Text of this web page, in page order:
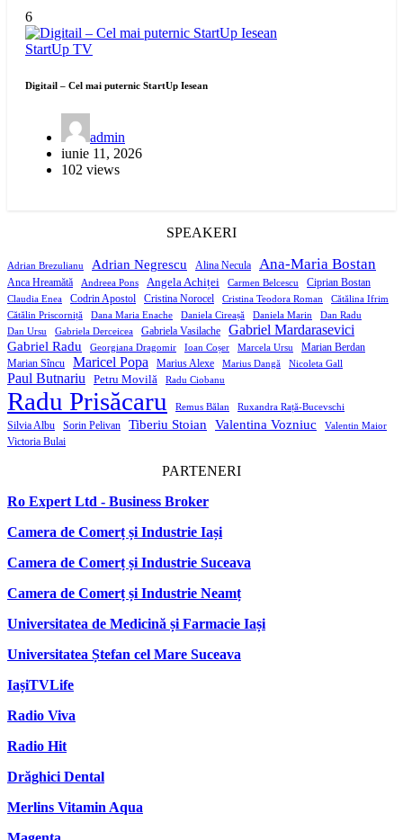
6
StartUp TV
Digitail – Cel mai puternic StartUp Iesean
admin
iunie 11, 2026
102 views
SPEAKERI
Adrian Brezulianu Adrian Negrescu Alina Necula Ana-Maria Bostan
Anca Hreamătă Andreea Pons Angela Achiței Carmen Belcescu Ciprian Bostan
Claudia Enea Codrin Apostol Cristina Norocel Cristina Teodora Roman
Cătălina Ifrim
Cătălin Priscorniță
Dana Maria Enache Daniela Cireașă Daniela Marin
Dan Radu
Dan Ursu
Gabriela Derceicea Gabriela Vasilache Gabriel Mardarasevici
Gabriel Radu Georgiana Dragomir Ioan Coșer Marcela Ursu
Marian Berdan
Marian Sîncu
Maricel Popa Marius Alexe Marius Dangă Nicoleta Gall
Paul Butnariu Petru Movilă Radu Ciobanu
Radu Prisăcaru Remus Bălan Ruxandra Rață-Bucevschi
Silvia Albu Sorin Pelivan Tiberiu Stoian Valentina Vozniuc Valentin Maior
Victoria Bulai
PARTENERI
Ro Expert Ltd - Business Broker
Camera de Comerț și Industrie Iași
Camera de Comerț și Industrie Suceava
Camera de Comerț și Industrie Neamț
Universitatea de Medicină și Farmacie Iași
Universitatea Ștefan cel Mare Suceava
IașiTVLife
Radio Viva
Radio Hit
Drăghici Dental
Merlins Vitamin Aqua